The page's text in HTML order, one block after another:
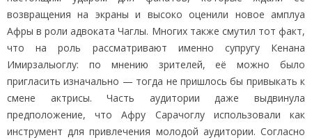
возвращения на экраны и высоко оценили новое амплуа
Афры в роли адвоката Чаглы. Многих также смутил тот факт,
что на роль рассматривают именно супругу Кенана
Имирзалыоглу: по мнению зрителей, её можно было
пригласить изначально — тогда не пришлось бы привыкать к
смене актрисы. Часть аудитории даже выдвинула
предположение, что Афру Сарачоглу использовали как
инструмент для привлечения молодой аудитории. Согласно